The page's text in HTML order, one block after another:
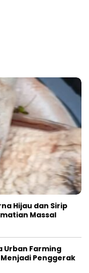
Hijau dan Sirip
Massal
Urban Farming
Penggerak